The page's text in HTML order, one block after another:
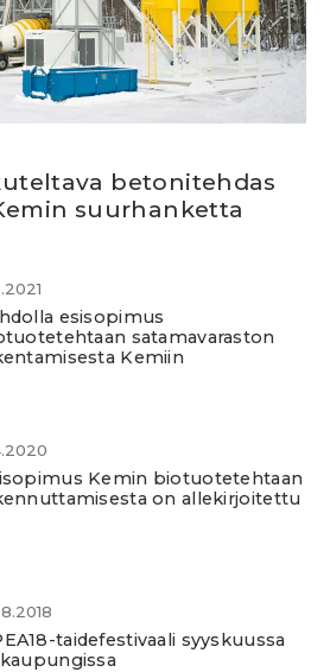
betonitehdas
suurhanketta
esisopimus
satamavaraston
Kemiin
Kemin biotuotetehtaan
on allekirjoitettu
taidefestivaali syyskuussa
kaupungissa